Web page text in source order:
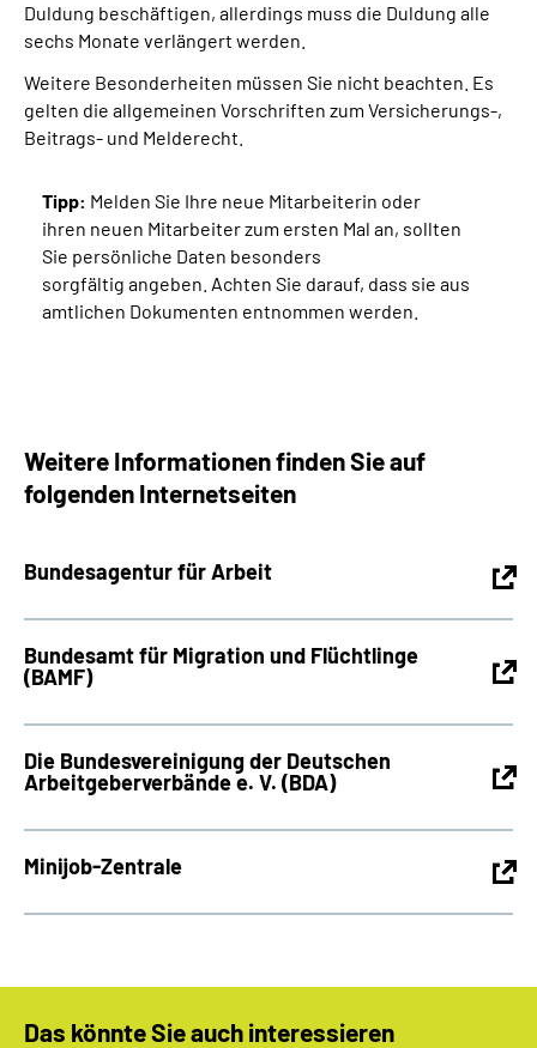
Duldung beschäftigen, allerdings muss die Duldung alle
sechs Monate verlängert werden.
Weitere Besonderheiten müssen Sie nicht beachten. Es
gelten die allgemeinen Vorschriften zum Versicherungs-,
Beitrags- und Melderecht.
Tipp: Melden Sie Ihre neue Mitarbeiterin oder
ihren neuen Mitarbeiter zum ersten Mal an, sollten
Sie persönliche Daten besonders
sorgfältig angeben. Achten Sie darauf, dass sie aus
amtlichen Dokumenten entnommen werden.
Weitere Informationen finden Sie auf
folgenden Internetseiten
Bundesagentur für Arbeit
Bundesamt für Migration und Flüchtlinge
(BAMF)
Die Bundesvereinigung der Deutschen
Arbeitgeberverbände e. V. (BDA)
Minijob-Zentrale
Das könnte Sie auch interessieren